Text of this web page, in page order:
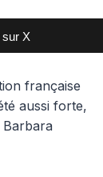
sur X
française
aussi forte,